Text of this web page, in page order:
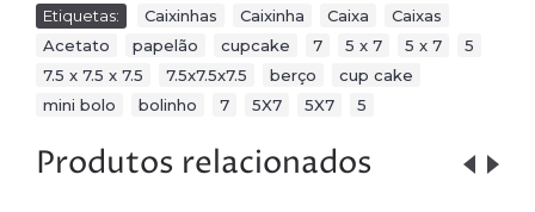
Etiquetas: Caixinhas Caixinha Caixa Caixas
Acetato
papelão cupcake 7 5 x 7 5 x 7 5
7.5 x 7.5 x 7.5
7.5x7.5x7.5 berço cup cake
mini bolo
bolinho 7 5X7 5X7 5
Produtos relacionados